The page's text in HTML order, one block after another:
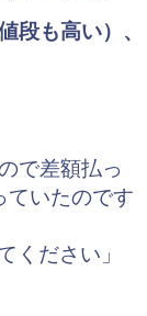
段も高い）、
で差額払っ
ていたのです
ください」